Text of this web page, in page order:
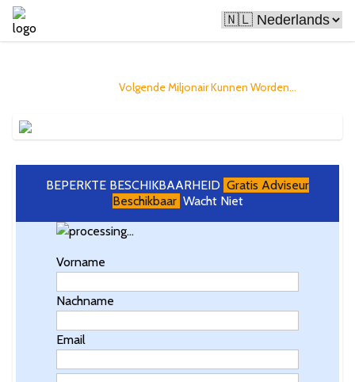
Volgende Miljonair Kunnen Worden...
BEPERKTE BESCHIKBAARHEID Gratis Adviseur
Beschikbaar Wacht Niet
Vorname
Nachname
Email